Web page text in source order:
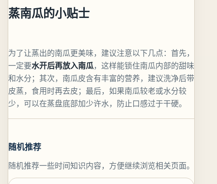
蒸南瓜的小贴士
为了让蒸出的南瓜更美味，建议注意以下几点：首先，
一定要水开后再放入南瓜，这样能锁住南瓜内部的甜味
和水分；其次，南瓜皮含有丰富的营养，建议洗净后带
皮蒸，食用时再去皮；最后，如果南瓜较老或水分较
少，可以在蒸盘底部加少许水，防止口感过于干硬。
随机推荐
随机推荐一些时间知识内容，方便继续浏览相关页面。